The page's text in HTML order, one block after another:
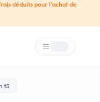
déduits pour l'achat de
Loading...
t5